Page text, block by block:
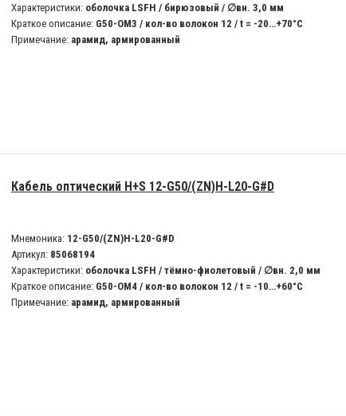
Характеристики: оболочка LSFH / бирюзовый / ∅вн. 3,0 мм
Краткое описание: G50-OM3 / кол-во волокон 12 / t = -20…+70°C
Примечание: арамид, армированный
Кабель оптический H+S 12-G50/(ZN)H-L20-G#D
Мнемоника: 12-G50/(ZN)H-L20-G#D
Артикул: 85068194
Характеристики: оболочка LSFH / тёмно-фиолетовый / ∅вн. 2,0 мм
Краткое описание: G50-OM4 / кол-во волокон 12 / t = -10…+60°C
Примечание: арамид, армированный